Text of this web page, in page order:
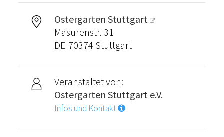
Ostergarten Stuttgart
Masurenstr. 31
DE-70374 Stuttgart
Veranstaltet von:
Ostergarten Stuttgart e.V.
Infos und Kontakt